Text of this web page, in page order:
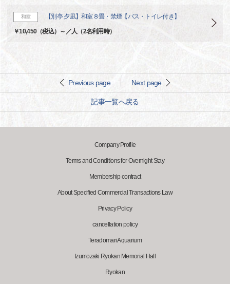
和室 【別亭 夕凪】和室８畳・禁煙【バス・トイレ付き】
￥10,450（税込）～／人（2名利用時）
Previous page Next page
記事一覧へ戻る
Company Profile
Terms and Conditions for Overnight Stay
Membership contract
About Specified Commercial Transactions Law
Privacy Policy
cancellation policy
Teradomari Aquarium
Izumozaki Ryokan Memorial Hall
Ryokan